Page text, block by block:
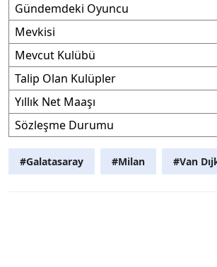
Gündemdeki Oyuncu
Mevkisi
Mevcut Kulübü
Talip Olan Kulüpler
Yıllık Net Maaşı
Sözleşme Durumu
#Galatasaray #Milan #Van